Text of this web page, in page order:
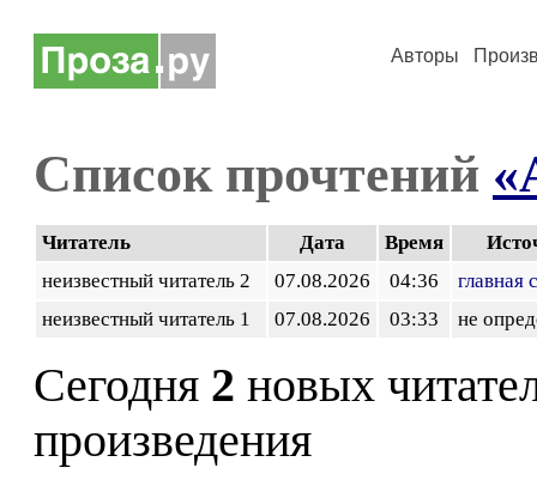
Авторы
Список прочтений
Читатель Дата Время
неизвестный читатель 2
07.08.2026 04:36
главная
неизвестный читатель 1
07.08.2026 03:33 не
Сегодня 2 новых
произведения